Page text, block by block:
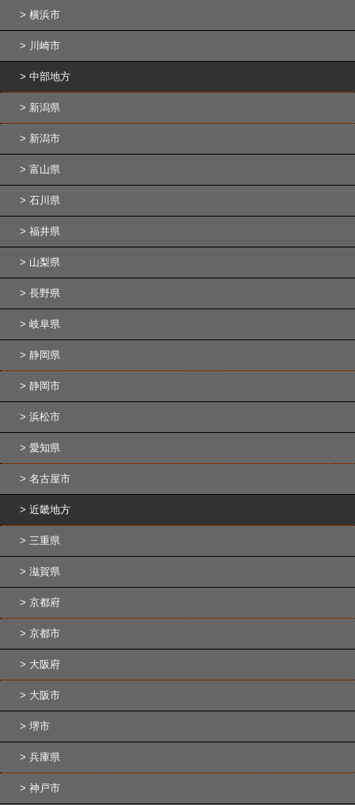
横浜市
川崎市
中部地方
新潟県
新潟市
富山県
石川県
福井県
山梨県
長野県
岐阜県
静岡県
静岡市
浜松市
愛知県
名古屋市
近畿地方
三重県
滋賀県
京都府
京都市
大阪府
大阪市
堺市
兵庫県
神戸市